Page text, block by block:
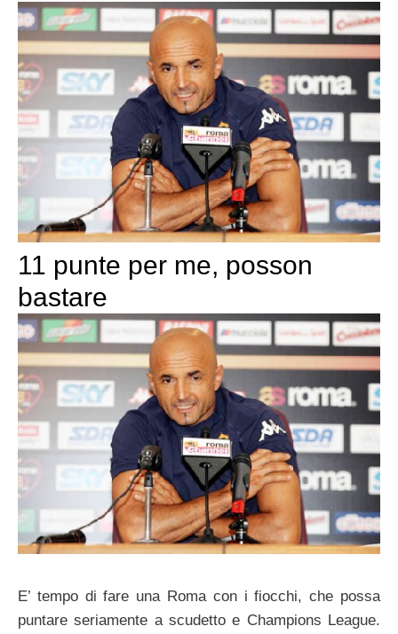
11 punte per me, posson
bastare
E’ tempo di fare una Roma con i fiocchi, che possa
puntare seriamente a scudetto e Champions League.